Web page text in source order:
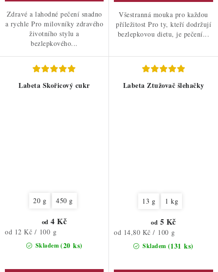
Zdravé a lahodné pečení snadno
a rychle Pro milovníky zdravého
životního stylu a
bezlepkového...
Všestranná mouka pro každou
příležitost Pro ty, kteří dodržují
bezlepkovou dietu, je pečení...
Labeta Skořicový cukr
20 g 450 g
Skladem(20 ks)
od 4 Kč
Měrná
od 12 Kč / 100 g
Labeta Ztužovač šlehačky
13 g 1 kg
Skladem (131 ks)
od 5 Kč
Měrná
od 14,80 Kč / 100 g